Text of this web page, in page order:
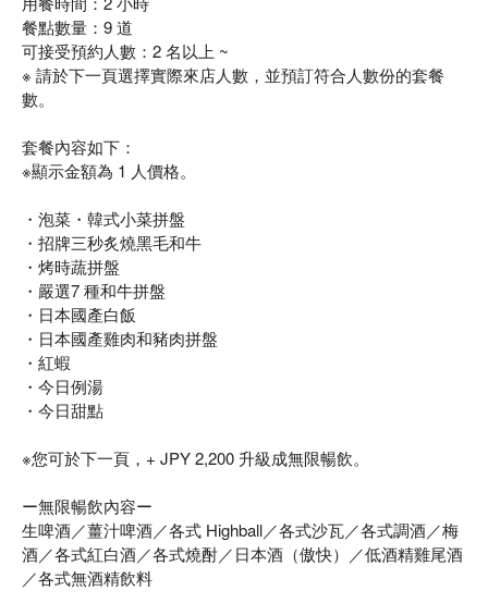
餐點數量：9 道
可接受預約人數：2 名以上 ~
※ 請於下一頁選擇實際來店人數，並預訂符合人數份的套餐
數。
套餐內容如下：
※顯示金額為 1 人價格。
・泡菜・韓式小菜拼盤
・招牌三秒炙燒黑毛和牛
・烤時蔬拼盤
・嚴選7 種和牛拼盤
・日本國產白飯
・日本國產雞肉和豬肉拼盤
・紅蝦
・今日例湯
・今日甜點
※您可於下一頁，+ JPY 2,200 升級成無限暢飲。
ー無限暢飲內容ー
生啤酒／薑汁啤酒／各式 Highball／各式沙瓦／各式調酒／梅
酒／各式紅白酒／各式燒酎／日本酒（傲快）／低酒精雞尾酒
／各式無酒精飲料